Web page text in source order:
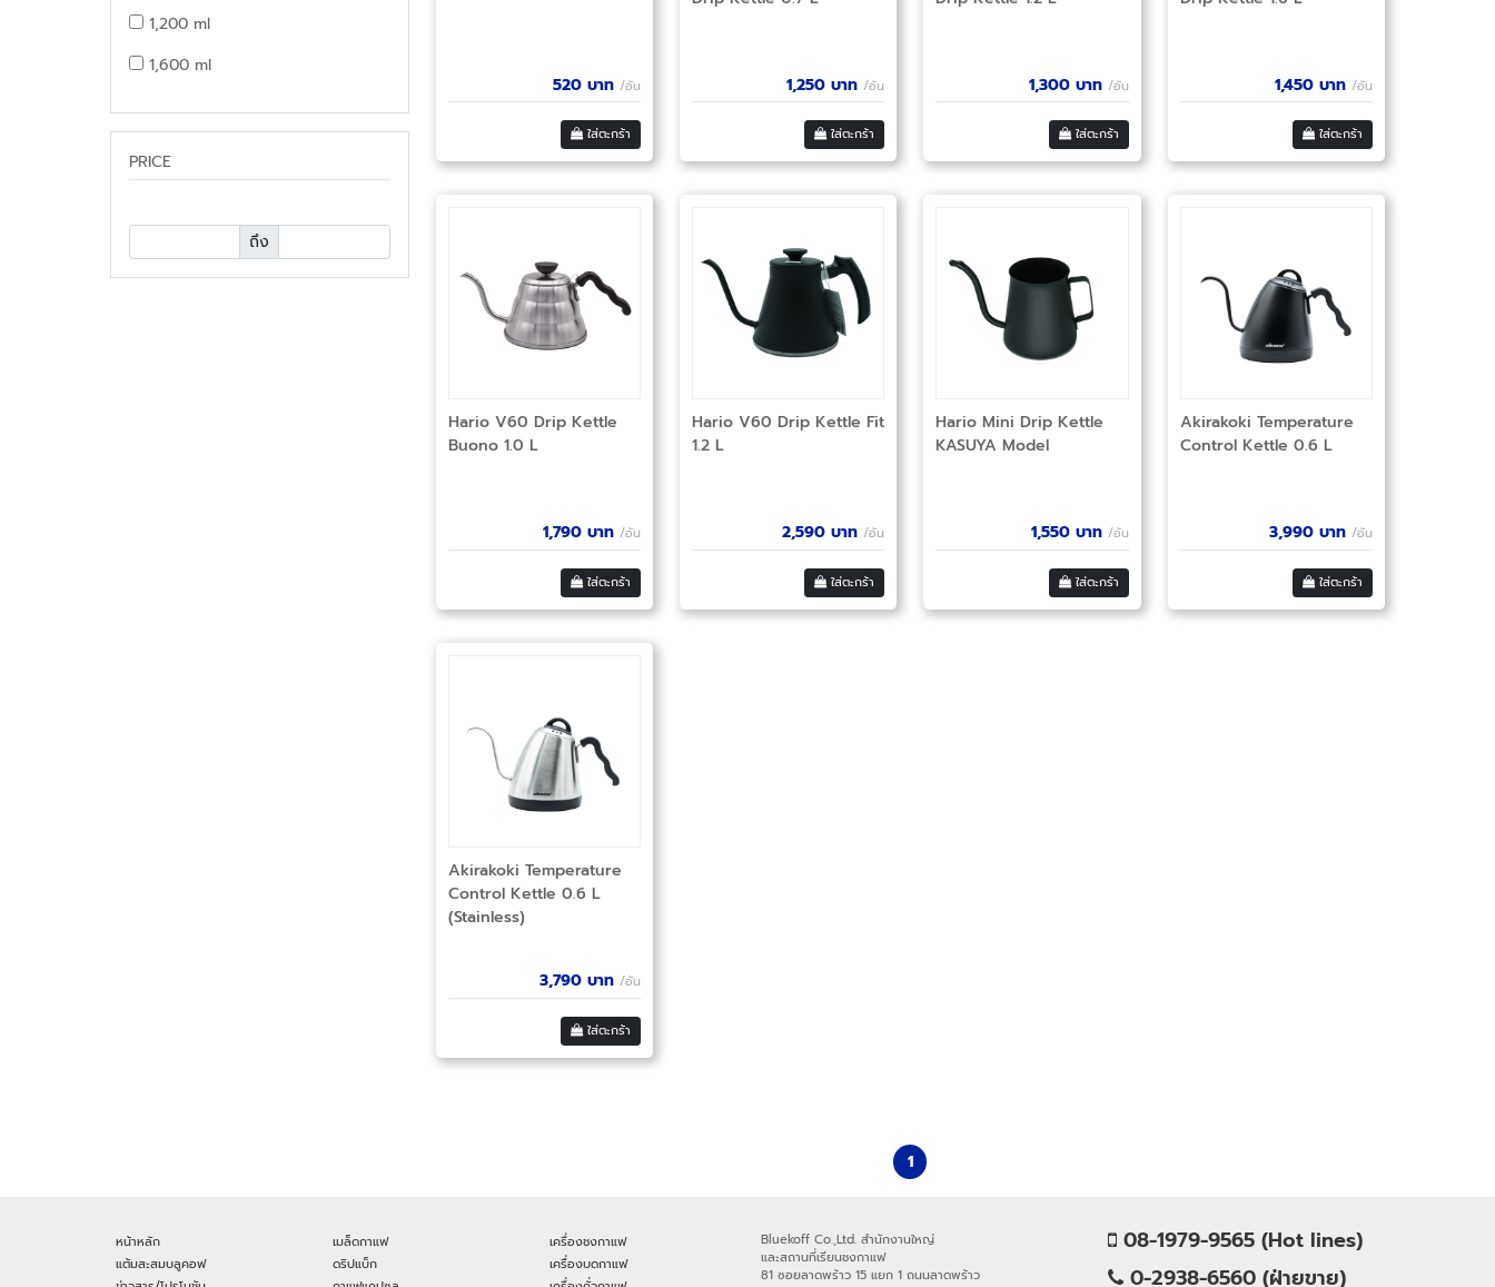
1,200 ml
1,600 ml
PRICE
ถึง
520 บาท /อัน
ใส่ตะกร้า
1,250บาท /อัน
ใส่ตะกร้า
1,300 บาท /อัน
ใส่ตะกร้า
1,450 บาท /อัน
ใส่ตะกร้า
Hario V60 Drip Kettle
Buono 1.0 L
1,790 บาท /อัน
ใส่ตะกร้า
Hario V60 Drip Kettle Fit
1.2 L
2,590บาท /อัน
ใส่ตะกร้า
Hario Mini Drip Kettle
KASUYA Model
1,550 บาท /อัน
ใส่ตะกร้า
Akirakoki Temperature
Control Kettle 0.6 L
3,990 บาท /อัน
ใส่ตะกร้า
Akirakoki Temperature
Control Kettle 0.6 L
(Stainless)
3,790 บาท /อัน
ใส่ตะกร้า
1
หน้าหลัก
แต้มสะสมบลูคอฟ
เมล็ดกาแฟ
ดริปแบ็ก
เครื่องชงกาแฟ
เครื่องบดกาแฟ
Bluekoff Co.,Ltd. สำนักงานใหญ่
และสถานที่เรียนชงกาแฟ
81 ซอยลาดพร้าว 15 แยก 1 ถนนลาดพร้าว
08-1979-9565 (Hot lines)
0-2938-6560 (ฝ่ายขาย)